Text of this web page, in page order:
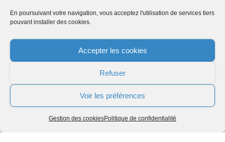
En poursuivant votre navigation, vous acceptez l'utilisation de services tiers
pouvant installer des cookies.
Accepter les cookies
Refuser
Voir les préférences
Gestion des cookiesPolitique de confidentialité
Articles en relation
Tutoriel
de rectification, de suppression et
personnelles. Vous pouvez faire valoir ces
droits en contactant notre DPO à
dpo@group-gac.comet en justifiant de
votre identité. Vous pouvez également
introduire une réclamation auprès de la